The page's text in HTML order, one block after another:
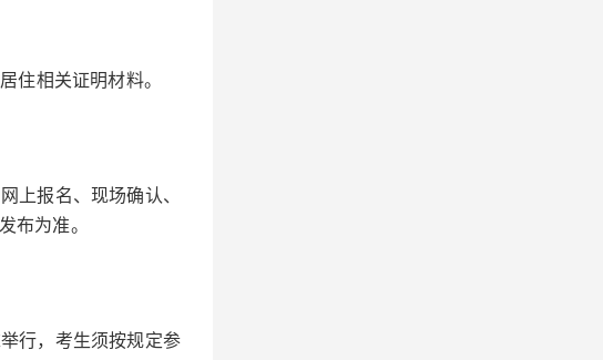
住相关证明材料。
上报名、现场确认、
布为准。
行，考生须按规定参